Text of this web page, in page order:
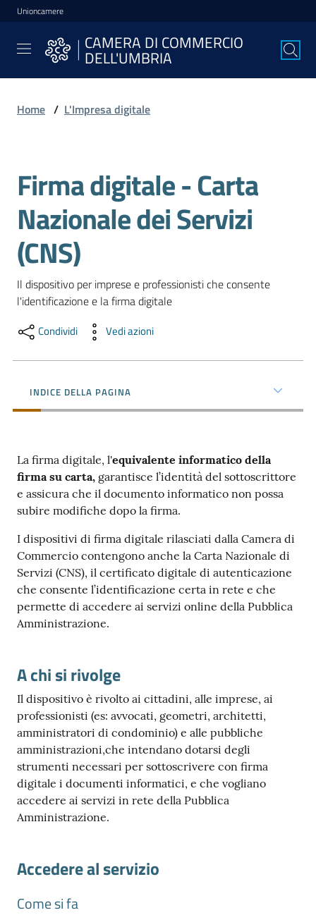
Vai al contenuto
Vai alla navigazione
Vai al footer
Unioncamere
CAMERA DI COMMERCIO
DELL'UMBRIA
CAMERA DI
COMMERCIO
DELL'UMBRIA
Avviare
l'Impresa
Gestire
l'Impresa
Promuovere
il
Tutelare
l'Impresa
e
il
Consumatore
L'Impresa
Digitale
Ac
ce
di
Re
gis
Home / L'Impresa digitale
Salta al contenuto
Firma digitale - Carta
Nazionale dei Servizi
(CNS)
Il dispositivo per imprese e professionisti che consente
l'identificazione e la firma digitale
Condividi Vedi azioni
INDICE DELLA PAGINA
La firma digitale, l'equivalente informatico della
firma su carta, garantisce l’identità del sottoscrittore
e assicura che il documento informatico non possa
subire modifiche dopo la firma.
I dispositivi di firma digitale rilasciati dalla Camera di
Commercio contengono anche la Carta Nazionale di
Servizi (CNS), il certificato digitale di autenticazione
che consente l’identificazione certa in rete e che
permette di accedere ai servizi online della Pubblica
Amministrazione.
A chi si rivolge
Il dispositivo è rivolto ai cittadini, alle imprese, ai
professionisti (es: avvocati, geometri, architetti,
amministratori di condominio) e alle pubbliche
amministrazioni,che intendano dotarsi degli
strumenti necessari per sottoscrivere con firma
digitale i documenti informatici, e che vogliano
accedere ai servizi in rete della Pubblica
Amministrazione.
Accedere al servizio
Come si fa